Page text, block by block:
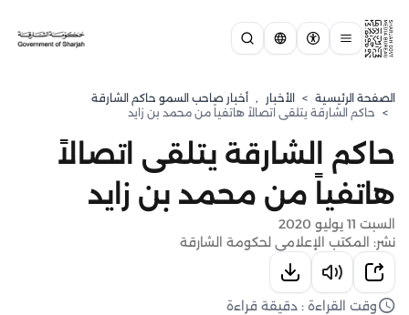
الصفحة الرئيسية > الأخبار , أخبار صاحب السمو حاكم الشارقة
> حاكم الشارقة يتلقى اتصالاً هاتفياً من محمد بن زايد
حاكم الشارقة يتلقى اتصالاً
هاتفياً من محمد بن زايد
السبت 11 يوليو 2020
نشر: المكتب الإعلامي لحكومة الشارقة
وقت القراءة : دقيقة قراءة